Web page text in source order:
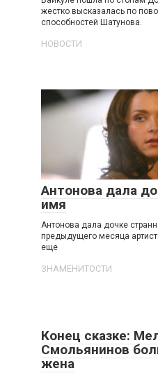
жестко высказалась по
способностей Шатунова.
НОВОСТИ
Антонова дала
имя
Антонова дала дочке
предыдущего месяца
еще
ЗНАМЕНИТОСТИ
Конец сказке:
Смольянинов
жена